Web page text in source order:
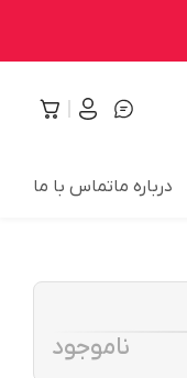
درباره ماتماس با ما
ناموجود